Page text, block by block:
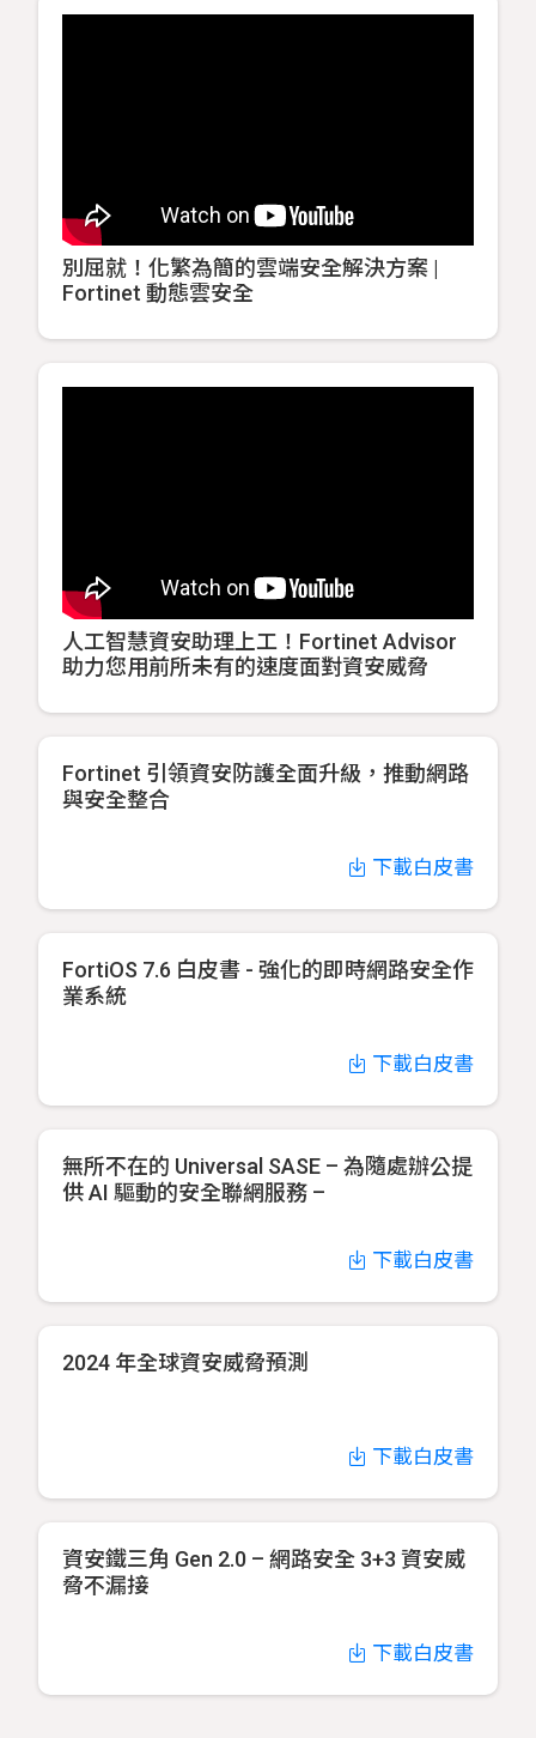
別屈就！化繁為簡的雲端安全解決方案 |
Fortinet 動態雲安全
人工智慧資安助理上工！Fortinet Advisor
助力您用前所未有的速度面對資安威脅
Fortinet 引領資安防護全面升級，推動網路
與安全整合
下載白皮書
FortiOS 7.6 白皮書 - 強化的即時網路安全作
業系統
下載白皮書
無所不在的 Universal SASE – 為隨處辦公提
供 AI 驅動的安全聯網服務 –
下載白皮書
2024 年全球資安威脅預測
下載白皮書
資安鐵三角 Gen 2.0 – 網路安全 3+3 資安威
脅不漏接
下載白皮書